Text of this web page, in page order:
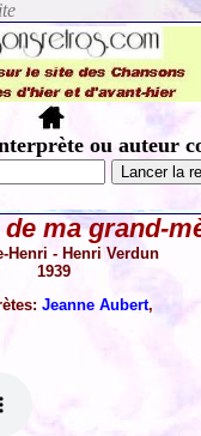
ou auteur
de ma grand-
Henri - Henri Verdun
1939
Jeanne Aubert,